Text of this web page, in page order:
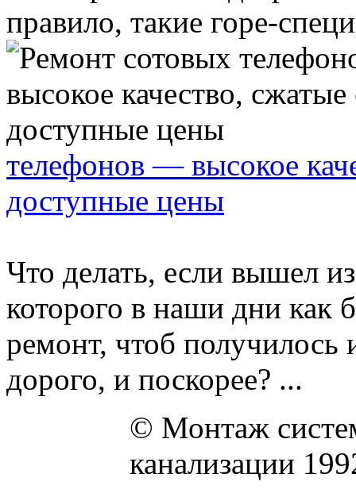
правило, такие горе-
телефонов — высокое
доступные цены
Что делать, если вышел
которого в наши дни как
ремонт, чтоб получилось
дорого, и поскорее? ...
© Монтаж
канализации